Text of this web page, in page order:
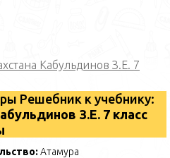
Кабульдинов З.Е. 7
Решебник к учебнику:
З.Е. 7 класс
Атамура